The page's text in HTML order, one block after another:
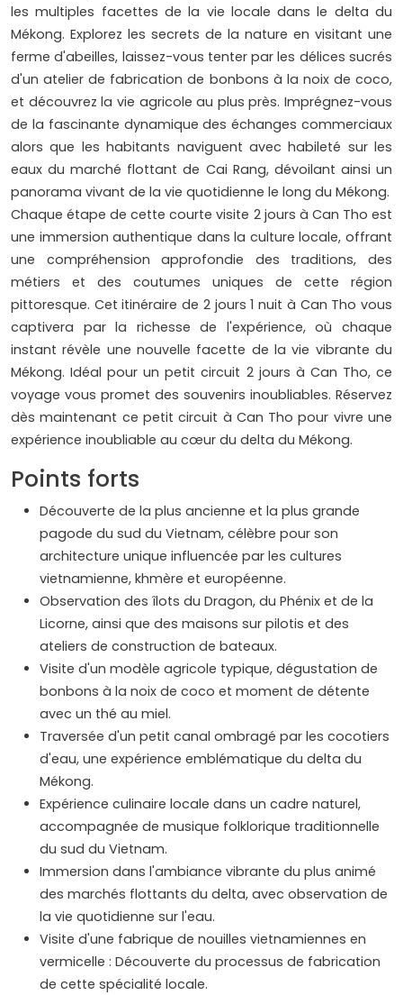
les multiples facettes de la vie locale dans le delta du
Mékong. Explorez les secrets de la nature en visitant une
ferme d'abeilles, laissez-vous tenter par les délices sucrés
d'un atelier de fabrication de bonbons à la noix de coco,
et découvrez la vie agricole au plus près. Imprégnez-vous
de la fascinante dynamique des échanges commerciaux
alors que les habitants naviguent avec habileté sur les
eaux du marché flottant de Cai Rang, dévoilant ainsi un
panorama vivant de la vie quotidienne le long du Mékong.
Chaque étape de cette courte visite 2 jours à Can Tho est
une immersion authentique dans la culture locale, offrant
une compréhension approfondie des traditions, des
métiers et des coutumes uniques de cette région
pittoresque. Cet itinéraire de 2 jours 1 nuit à Can Tho vous
captivera par la richesse de l'expérience, où chaque
instant révèle une nouvelle facette de la vie vibrante du
Mékong. Idéal pour un petit circuit 2 jours à Can Tho, ce
voyage vous promet des souvenirs inoubliables. Réservez
dès maintenant ce petit circuit à Can Tho pour vivre une
expérience inoubliable au cœur du delta du Mékong.
Points forts
Découverte de la plus ancienne et la plus grande
pagode du sud du Vietnam, célèbre pour son
architecture unique influencée par les cultures
vietnamienne, khmère et européenne.
Observation des îlots du Dragon, du Phénix et de la
Licorne, ainsi que des maisons sur pilotis et des
ateliers de construction de bateaux.
Visite d'un modèle agricole typique, dégustation de
bonbons à la noix de coco et moment de détente
avec un thé au miel.
Traversée d'un petit canal ombragé par les cocotiers
d'eau, une expérience emblématique du delta du
Mékong.
Expérience culinaire locale dans un cadre naturel,
accompagnée de musique folklorique traditionnelle
du sud du Vietnam.
Immersion dans l'ambiance vibrante du plus animé
des marchés flottants du delta, avec observation de
la vie quotidienne sur l'eau.
Visite d'une fabrique de nouilles vietnamiennes en
vermicelle : Découverte du processus de fabrication
de cette spécialité locale.